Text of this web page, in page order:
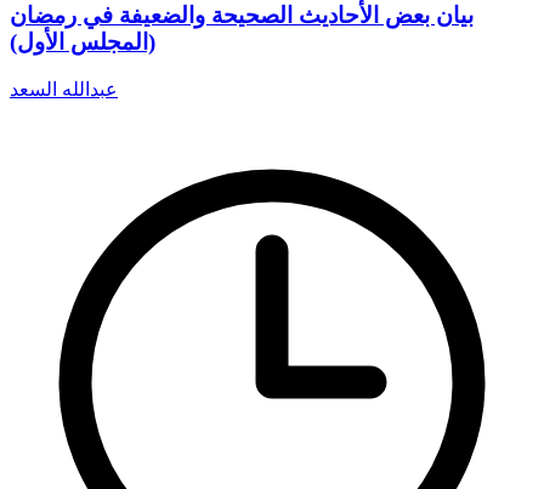
بيان بعض الأحاديث الصحيحة والضعيفة في رمضان
(المجلس الأول)
عبدالله السعد